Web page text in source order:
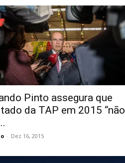
Pinto assegura que
da TAP em 2015 “não
- Dez 16, 2015